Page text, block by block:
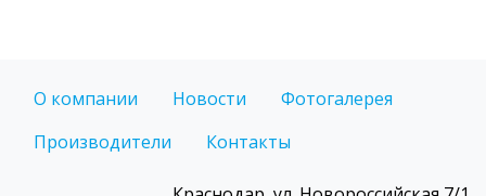
О компании Новости
Фотогалерея
Производители
Контакты